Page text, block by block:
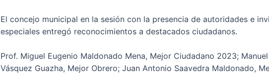
El concejo municipal en la sesión con la presencia de autoridades e
especiales entregó reconocimientos a destacados ciudadanos.
Prof. Miguel Eugenio Maldonado Mena, Mejor Ciudadano 2023;
Vásquez Guazha, Mejor Obrero; Juan Antonio Saavedra Maldonado,